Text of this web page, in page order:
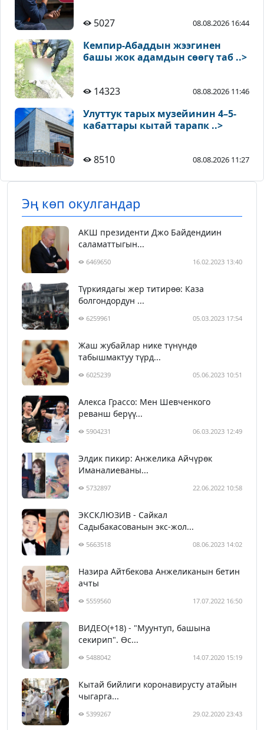
5027 08.08.2026 16:44
Кемпир-Абаддын жээгинен
башы жок адамдын сөөгү таб ..>
14323 08.08.2026 11:46
Улуттук тарых музейинин 4–5-
кабаттары кытай тарапк ..>
8510 08.08.2026 11:27
Эң көп окулгандар
АКШ президенти Джо Байдендиин
саламаттыгын...
6469650 16.02.2023 13:40
Түркиядагы жер титирөө: Каза
болгондордун ...
6259961 05.03.2023 17:54
Жаш жубайлар нике түнүндө
табышмактуу түрд...
6025239 05.06.2023 10:51
Алекса Грассо: Мен Шевченкого
реванш берүү...
5904231 06.03.2023 12:49
Элдик пикир: Анжелика Айчүрөк
Иманалиеваны...
5732897 22.06.2022 10:58
ЭКСКЛЮЗИВ - Сайкал
Садыбакасованын экс-жол...
5663518 08.06.2023 14:02
Назира Айтбекова Анжеликанын бетин
ачты
5559560 17.07.2022 16:50
ВИДЕО(+18) - "Муунтуп, башына
секирип". Өс...
5488042 14.07.2020 15:19
Кытай бийлиги коронавирусту атайын
чыгарга...
5399267 29.02.2020 23:43